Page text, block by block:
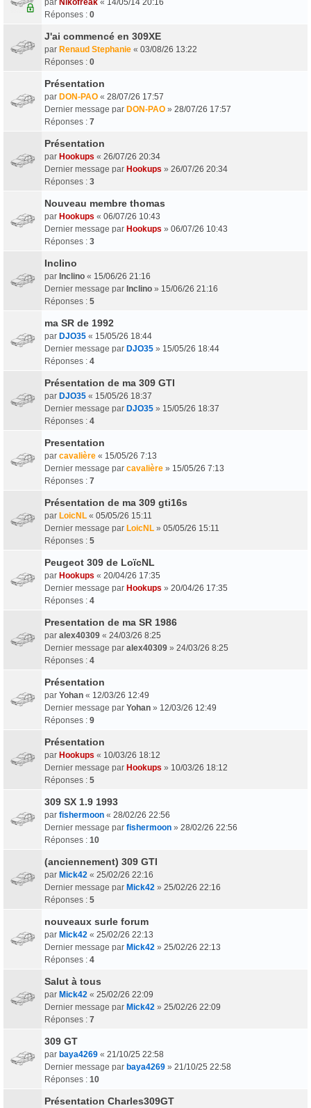
par Nikofreak « 14/05/14 20:16
Réponses : 0
J'ai commencé en 309XE
par Renaud Stephanie « 03/08/26 13:22
Réponses : 0
Présentation
par DON-PAO « 28/07/26 17:57
Dernier message par DON-PAO » 28/07/26 17:57
Réponses : 7
Présentation
par Hookups « 26/07/26 20:34
Dernier message par Hookups » 26/07/26 20:34
Réponses : 3
Nouveau membre thomas
par Hookups « 06/07/26 10:43
Dernier message par Hookups » 06/07/26 10:43
Réponses : 3
Inclino
par Inclino « 15/06/26 21:16
Dernier message par Inclino » 15/06/26 21:16
Réponses : 5
ma SR de 1992
par DJO35 « 15/05/26 18:44
Dernier message par DJO35 » 15/05/26 18:44
Réponses : 4
Présentation de ma 309 GTI
par DJO35 « 15/05/26 18:37
Dernier message par DJO35 » 15/05/26 18:37
Réponses : 4
Presentation
par cavalière « 15/05/26 7:13
Dernier message par cavalière » 15/05/26 7:13
Réponses : 7
Présentation de ma 309 gti16s
par LoicNL « 05/05/26 15:11
Dernier message par LoicNL » 05/05/26 15:11
Réponses : 5
Peugeot 309 de LoïcNL
par Hookups « 20/04/26 17:35
Dernier message par Hookups » 20/04/26 17:35
Réponses : 4
Presentation de ma SR 1986
par alex40309 « 24/03/26 8:25
Dernier message par alex40309 » 24/03/26 8:25
Réponses : 4
Présentation
par Yohan « 12/03/26 12:49
Dernier message par Yohan » 12/03/26 12:49
Réponses : 9
Présentation
par Hookups « 10/03/26 18:12
Dernier message par Hookups » 10/03/26 18:12
Réponses : 5
309 SX 1.9 1993
par fishermoon « 28/02/26 22:56
Dernier message par fishermoon » 28/02/26 22:56
Réponses : 10
(anciennement) 309 GTI
par Mick42 « 25/02/26 22:16
Dernier message par Mick42 » 25/02/26 22:16
Réponses : 5
nouveaux surle forum
par Mick42 « 25/02/26 22:13
Dernier message par Mick42 » 25/02/26 22:13
Réponses : 4
Salut à tous
par Mick42 « 25/02/26 22:09
Dernier message par Mick42 » 25/02/26 22:09
Réponses : 7
309 GT
par baya4269 « 21/10/25 22:58
Dernier message par baya4269 » 21/10/25 22:58
Réponses : 10
Présentation Charles309GT